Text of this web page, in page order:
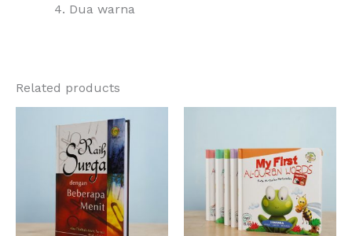
Dua warna
Related products